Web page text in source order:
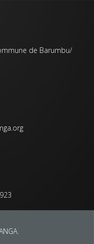
de Barumbu/